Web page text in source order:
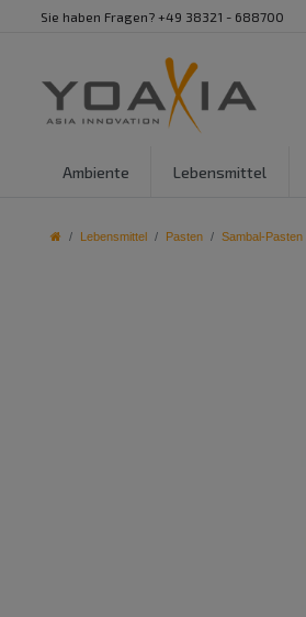
Sie haben Fragen? +49 38321 - 688700
Ambiente Lebensmittel
Lebensmittel Pasten Sambal-Pasten